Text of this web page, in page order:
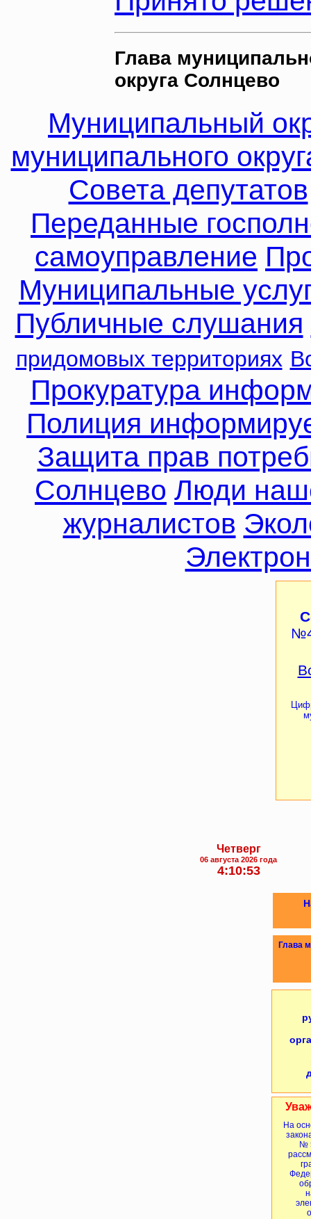
Глава
округа Солнцево
Муниципальный
муниципального
Совета депутатов
Переданные
самоуправление
Муниципальные
Публичные слушания
придомовых территориях
Прокуратура
Полиция
Защита прав
Солнцево Люди
журналистов
Четверг
06 августа 2026 года
4:10:54
Глава
На
№